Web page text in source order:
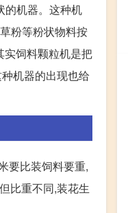
的机器。这种机
粉等粉状物料按
实饲料颗粒机是把
机器的出现也给
要比装饲料要重,
比重不同,装花生